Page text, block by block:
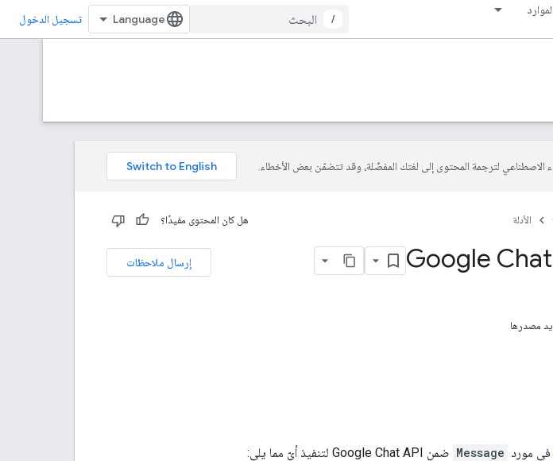
الموارد
/ تسجيل الدخول
الأدلة هل كان المحتوى مفيدًا؟
إرسال ملاحظات
في مورد Message ضمن Google Chat API لتنفيذ أيّ مما يلي: